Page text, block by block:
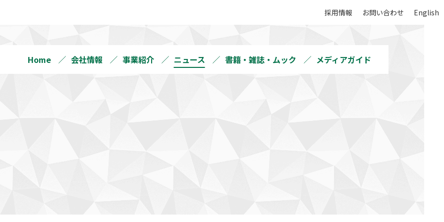
採用情報 お問い合わせ English
Home 会社情報 事業紹介 ニュース 書籍・雑誌・ムック メディアガイド